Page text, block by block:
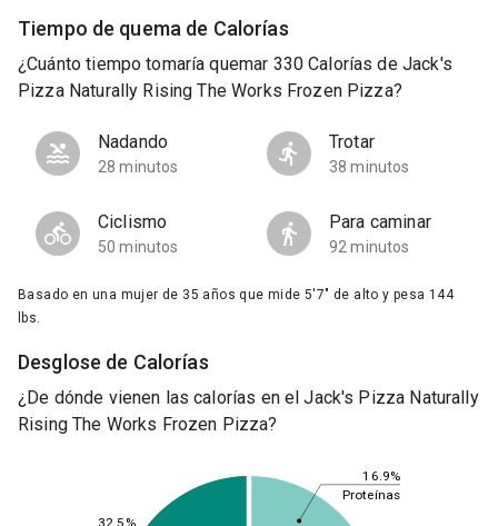
Tiempo de quema de Calorías
¿Cuánto tiempo tomaría quemar 330 Calorías de Jack's
Pizza Naturally Rising The Works Frozen Pizza?
Nadando
28 minutos
Trotar
38 minutos
Ciclismo
50 minutos
Para caminar
92 minutos
Basado en una mujer de 35 años que mide 5'7" de alto y pesa 144
lbs.
Desglose de Calorías
¿De dónde vienen las calorías en el Jack's Pizza Naturally
Rising The Works Frozen Pizza?
16.9%
32.5%
Proteínas